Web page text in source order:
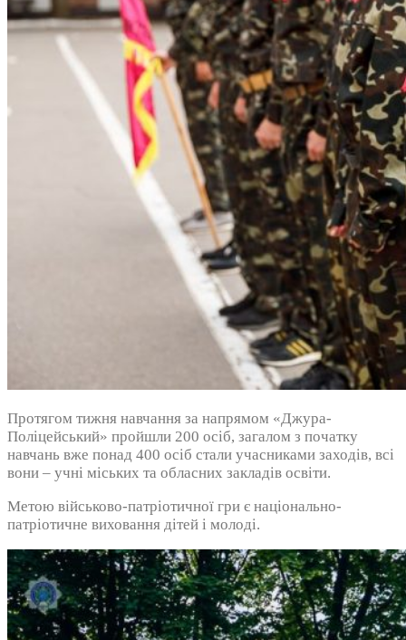
Протягом тижня навчання за напрямом «Джура-
Поліцейський» пройшли 200 осіб, загалом з початку
навчань вже понад 400 осіб стали учасниками заходів, всі
вони – учні міських та обласних закладів освіти.
Метою військово-патріотичної гри є національно-
патріотичне виховання дітей і молоді.